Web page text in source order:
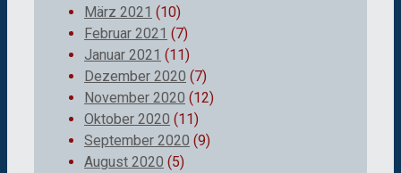
März 2021 (10)
Februar 2021 (7)
Januar 2021 (11)
Dezember 2020 (7)
November 2020 (12)
Oktober 2020 (11)
September 2020 (9)
August 2020 (5)